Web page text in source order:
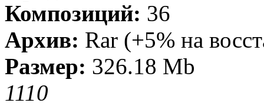
Композиций: 36
Архив: Rar (+5% на
Размер: 326.18 Mb
1110